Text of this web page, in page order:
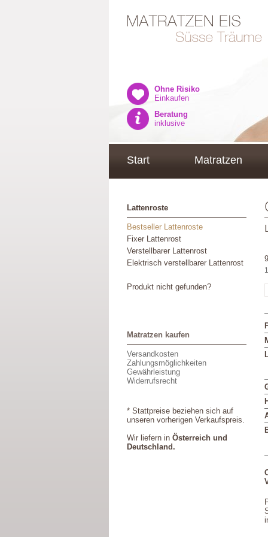
Ohne Risiko
Einkaufen
Beratung
inklusive
Start Matratzen
Lattenroste
Bestseller Lattenroste
Fixer Lattenrost
Verstellbarer Lattenrost
Elektrisch verstellbarer Lattenrost
Produkt nicht gefunden?
Matratzen kaufen
Versandkosten
Zahlungsmöglichkeiten
Gewährleistung
Widerrufsrecht
* Stattpreise beziehen sich auf
unseren vorherigen Verkaufspreis.
Wir liefern in Österreich und
Deutschland.